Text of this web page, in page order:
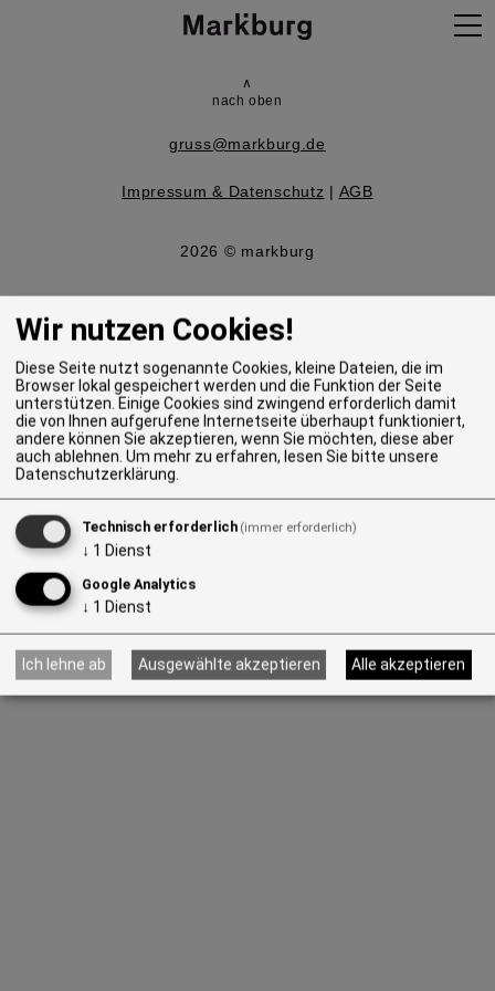
Projekte
Expertise
Neues
Kontakt
∧
nach oben
gruss@markburg.de
Impressum & Datenschutz | AGB
2026 © markburg
Wir nutzen Cookies!
Diese Seite nutzt sogenannte Cookies, kleine Dateien, die im
Browser lokal gespeichert werden und die Funktion der Seite
unterstützen. Einige Cookies sind zwingend erforderlich damit
die von Ihnen aufgerufene Internetseite überhaupt funktioniert,
andere können Sie akzeptieren, wenn Sie möchten, diese aber
auch ablehnen. Um mehr zu erfahren, lesen Sie bitte unsere
Datenschutzerklärung.
Technisch erforderlich (immer erforderlich)
↓ 1 Dienst
Google Analytics
↓ 1 Dienst
Ich lehne ab Ausgewählte akzeptieren Alle akzeptieren